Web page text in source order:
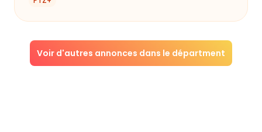
Voir d'autres annonces dans le départment